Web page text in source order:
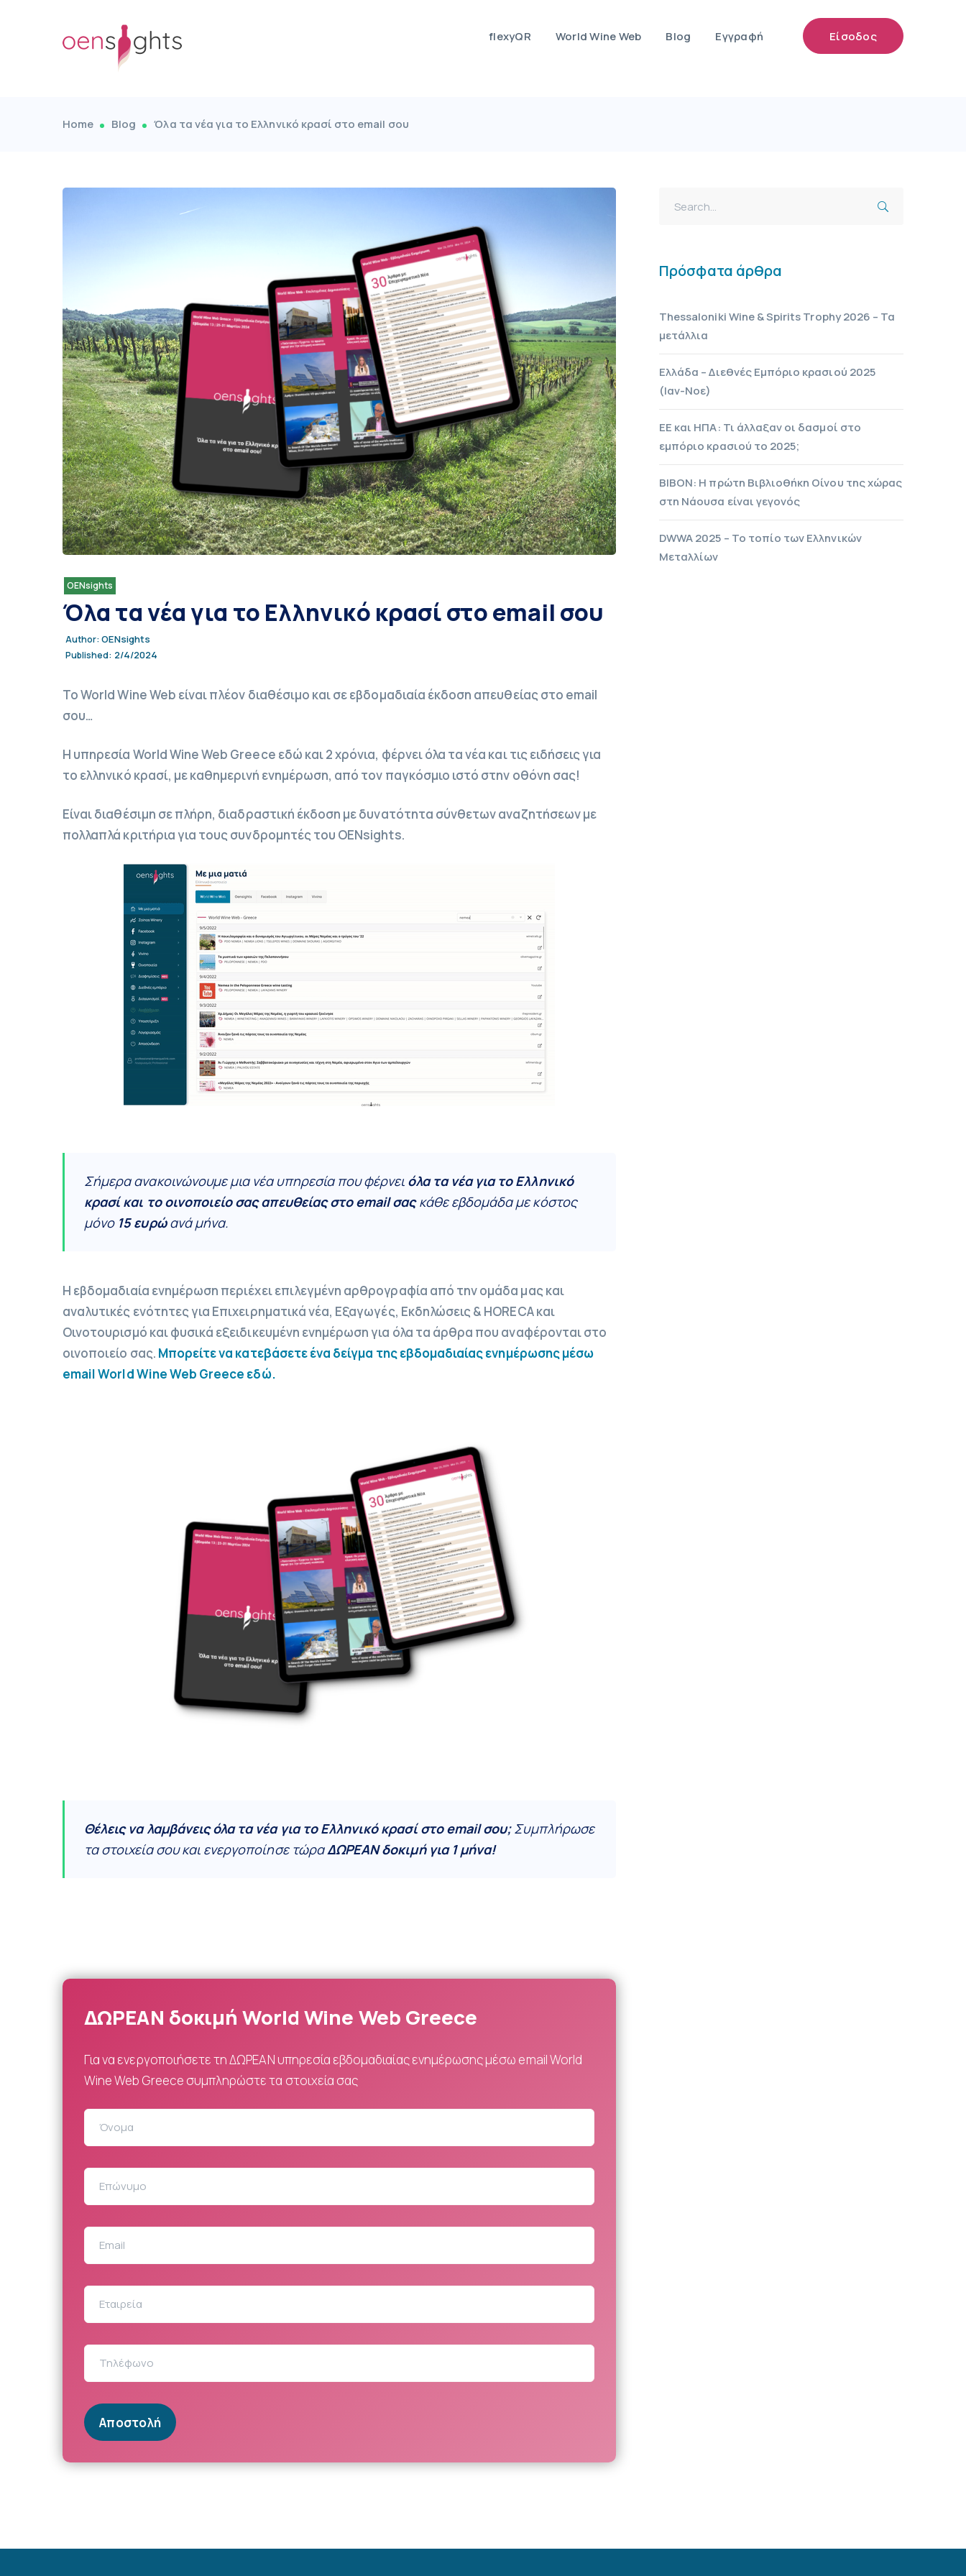
Είσοδος
flexyQR World Wine Web Blog Εγγραφή
Home Blog Όλα τα νέα για το Ελληνικό κρασί στο email σου
OENsights
Όλα τα νέα για το Ελληνικό κρασί στο email σου
Author: OENsights
Published: 2/4/2024
Το World Wine Web είναι πλέον διαθέσιμο και σε εβδομαδιαία έκδοση απευθείας στο email
σου…
Η υπηρεσία World Wine Web Greece εδώ και 2 χρόνια, φέρνει όλα τα νέα και τις ειδήσεις για
το ελληνικό κρασί, με καθημερινή ενημέρωση, από τον παγκόσμιο ιστό στην οθόνη σας!
Είναι διαθέσιμη σε πλήρη, διαδραστική έκδοση με δυνατότητα σύνθετων αναζητήσεων με
πολλαπλά κριτήρια για τους συνδρομητές του OENsights.
Σήμερα ανακοινώνουμε μια νέα υπηρεσία που φέρνει όλα τα νέα για το Ελληνικό
κρασί και το οινοποιείο σας απευθείας στο email σαςκάθε εβδομάδα με κόστος
μόνο 15 ευρώανά μήνα.
Η εβδομαδιαία ενημέρωση περιέχει επιλεγμένη αρθρογραφία από την ομάδα μας και
αναλυτικές ενότητες για Επιχειρηματικά νέα, Εξαγωγές, Εκδηλώσεις & HORECA και
Οινοτουρισμό και φυσικά εξειδικευμένη ενημέρωση για όλα τα άρθρα που αναφέρονται στο
οινοποιείο σας. Μπορείτε να κατεβάσετε ένα δείγμα της εβδομαδιαίας ενημέρωσης μέσω
email World Wine Web Greece εδώ.
Θέλεις να λαμβάνεις όλα τα νέα για το Ελληνικό κρασί στο email σου;Συμπλήρωσε
τα στοιχεία σου και ενεργοποίησε τώραΔΩΡΕΑΝ δοκιμή για 1 μήνα!
ΔΩΡΕΑΝ δοκιμή World Wine Web Greece
Για να ενεργοποιήσετε τη ΔΩΡΕΑΝ υπηρεσία εβδομαδιαίας ενημέρωσης μέσω email World
Wine Web Greece συμπληρώστε τα στοιχεία σας
Αποστολή
Πρόσφατα άρθρα
Thessaloniki Wine & Spirits Trophy 2026 – Τα
μετάλλια
Ελλάδα – Διεθνές Εμπόριο κρασιού 2025
(Ιαν-Νοε)
ΕΕ και ΗΠΑ: Τι άλλαξαν οι δασμοί στο
εμπόριο κρασιού το 2025;
ΒΙΒΟΝ: Η πρώτη Βιβλιοθήκη Οίνου της χώρας
στη Νάουσα είναι γεγονός
DWWA 2025 – Το τοπίο των Ελληνικών
Μεταλλίων